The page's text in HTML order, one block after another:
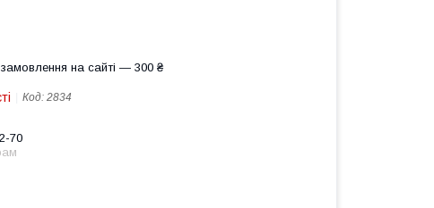
на сайті — 300 ₴
Код: 2834
70